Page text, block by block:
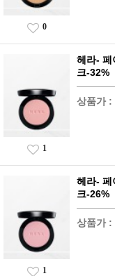
0
헤라- 페
크-32%
상품가 :
1
헤라- 페
크-26%
상품가 :
1